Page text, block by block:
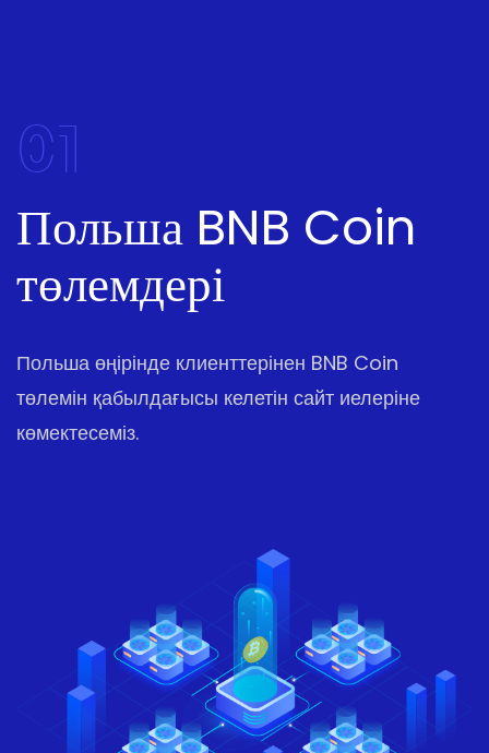
01
Польша BNB Coin
төлемдері
Польша өңірінде клиенттерінен BNB Coin
төлемін қабылдағысы келетін сайт иелеріне
көмектесеміз.